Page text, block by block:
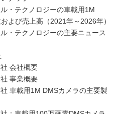
・テクノロジーの車載用1M
よび売上高（2021年～2026年）
・テクノロジーの主要ニュース
会社概要
事業概要
車載用1M DMSカメラの主要製